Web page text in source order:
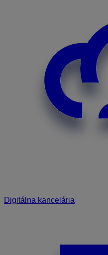
Digitálna kancelária